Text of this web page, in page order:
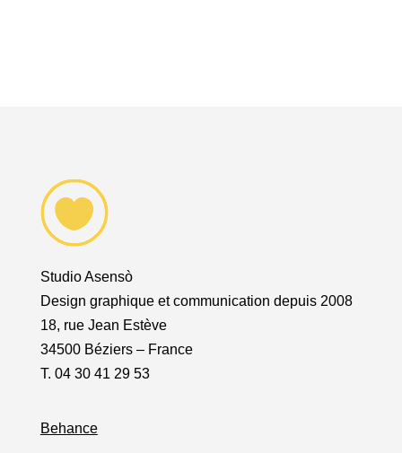
Studio Asensò
Design graphique et communication depuis 2008
18, rue Jean Estève
34500 Béziers – France
T. 04 30 41 29 53
Behance